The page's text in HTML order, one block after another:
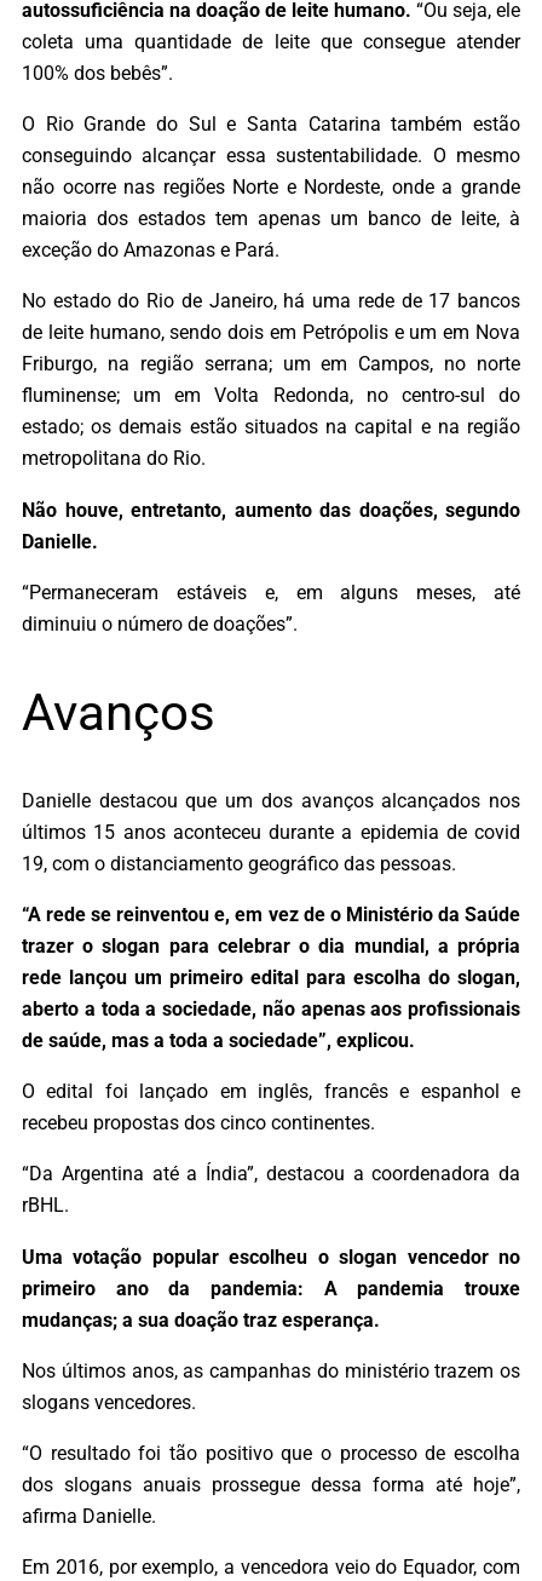
autossuficiência na doação de leite humano. “Ou seja, ele
coleta uma quantidade de leite que consegue atender
100% dos bebês”.
O Rio Grande do Sul e Santa Catarina também estão
conseguindo alcançar essa sustentabilidade. O mesmo
não ocorre nas regiões Norte e Nordeste, onde a grande
maioria dos estados tem apenas um banco de leite, à
exceção do Amazonas e Pará.
No estado do Rio de Janeiro, há uma rede de 17 bancos
de leite humano, sendo dois em Petrópolis e um em Nova
Friburgo, na região serrana; um em Campos, no norte
fluminense; um em Volta Redonda, no centro-sul do
estado; os demais estão situados na capital e na região
metropolitana do Rio.
Não houve, entretanto, aumento das doações, segundo
Danielle.
“Permaneceram estáveis e, em alguns meses, até
diminuiu o número de doações”.
Avanços
Danielle destacou que um dos avanços alcançados nos
últimos 15 anos aconteceu durante a epidemia de covid
19, com o distanciamento geográfico das pessoas.
“A rede se reinventou e, em vez de o Ministério da Saúde
trazer o slogan para celebrar o dia mundial, a própria
rede lançou um primeiro edital para escolha do slogan,
aberto a toda a sociedade, não apenas aos profissionais
de saúde, mas a toda a sociedade”, explicou.
O edital foi lançado em inglês, francês e espanhol e
recebeu propostas dos cinco continentes.
“Da Argentina até a Índia”, destacou a coordenadora da
rBHL.
Uma votação popular escolheu o slogan vencedor no
primeiro ano da pandemia: A pandemia trouxe
mudanças; a sua doação traz esperança.
Nos últimos anos, as campanhas do ministério trazem os
slogans vencedores.
“O resultado foi tão positivo que o processo de escolha
dos slogans anuais prossegue dessa forma até hoje”,
afirma Danielle.
Em 2016, por exemplo, a vencedora veio do Equador, com